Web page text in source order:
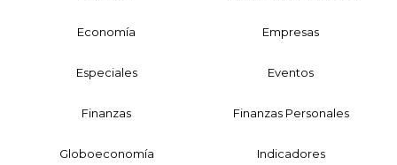
Economía Empresas
Especiales Eventos
Finanzas Finanzas Personales
Globoeconomía Indicadores